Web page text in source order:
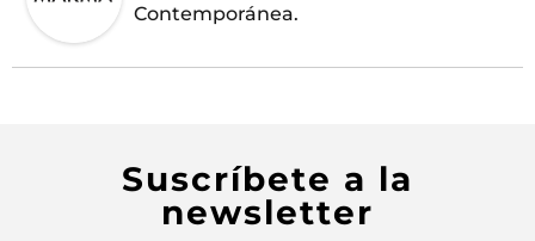
Contemporánea.
Suscríbete a la
newsletter